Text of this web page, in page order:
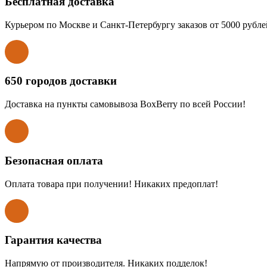
Курьером по Москве и Санкт-Петербургу заказов от 5000
650 городов доставки
Доставка на пункты самовывоза BoxBerry по всей России!
Безопасная оплата
Оплата товара при получении! Никаких предоплат!
Гарантия качества
Напрямую от производителя. Никаких подделок!